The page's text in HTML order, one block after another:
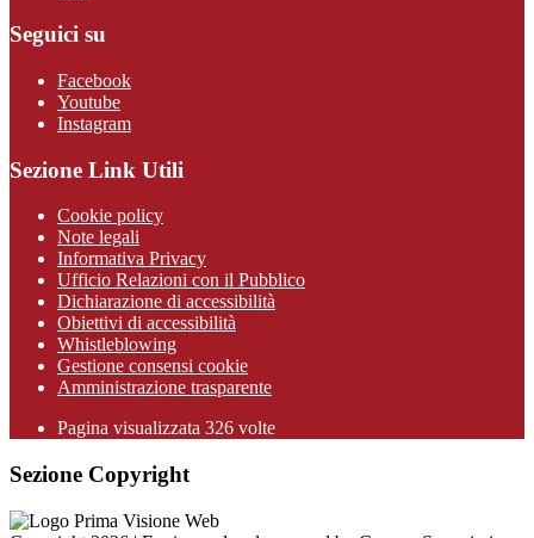
Seguici su
Facebook
Youtube
Instagram
Sezione Link Utili
Cookie policy
Note legali
Informativa Privacy
Ufficio Relazioni con il Pubblico
Dichiarazione di accessibilità
Obiettivi di accessibilità
Whistleblowing
Gestione consensi cookie
Amministrazione trasparente
Pagina visualizzata 326 volte
Sezione Copyright